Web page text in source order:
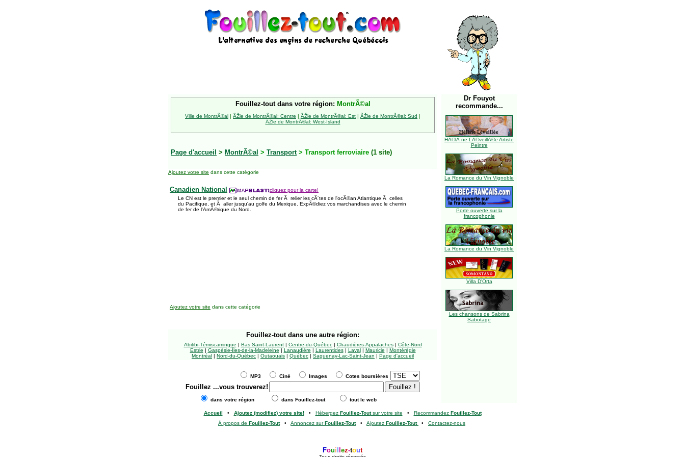
Fouillez-tout dans votre région: MontrÃ©al
Ville de MontrÃ©al | ÃŽle de MontrÃ©al: Centre | ÃŽle de MontrÃ©al: Est | ÃŽle de MontrÃ©al: Sud |
ÃŽle de MontrÃ©al: West-Island
Page d'accueil > MontrÃ©al > Transport> Transport ferroviaire (1 site)
Ajoutez votre site dans cette catégorie
Canadien National
cliquez pour la carte!
Le CN est le premier et le seul chemin de fer Ã relier les cÃ´tes de l'ocÃ©an Atlantique Ã celles
du Pacifique, et Ã aller jusqu'au golfe du Mexique. ExpÃ©diez vos marchandises avec le chemin
de fer de l'AmÃ©rique du Nord.
Dr Fouyot
recommande...
HÃ©lÃ¨ne LÃ©veillÃ©e Artiste
Peintre
La Romance du Vin Vignoble
Porte ouverte sur la
francophonie
La Romance du Vin Vignoble
Villa D'Orta
Les chansons de Sabrina
Sabotage
Ajoutez votre site dans cette catégorie
Fouillez-tout dans une autre région:
Abitibi-Témiscamingue | Bas Saint-Laurent| Centre-du-Québec| Chaudières-Appalaches| Côte-Nord
Estrie | Gaspésie-Îles-de-la-Madeleine | Lanaudière | Laurentides| Laval| Mauricie | Montérégie
Montréal | Nord-du-Québec | Outaouais | Québec | Saguenay-Lac-Saint-Jean | Page d'accueil
MP3 Ciné Images Cotes boursières
Fouillez ...vous trouverez!
dans votre région dans Fouillez-tout tout le web
Accueil • Ajoutez (modifiez) votre site!• Hébergez Fouillez-Toutsur votre site • Recommandez Fouillez-Tout
À propos de Fouillez-Tout• Annoncez surFouillez-Tout• Ajoutez Fouillez-Tout • Contactez-nous
Foui ez-tout